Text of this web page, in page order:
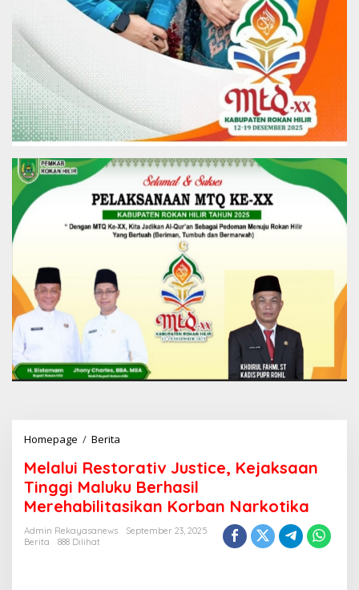
Homepage / Berita
l
a
l
u
Melalui Restorativ Justice, Kejaksaan
Tinggi Maluku Berhasil
Merehabilitasikan Korban Narkotika
Admin Rekayasanews
September 23, 2025
Berita
888 Dilihat